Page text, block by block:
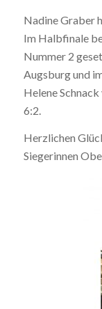
Nadine Graber
Im Halbfinale
Nummer 2
Augsburg und
Helene
6:2.
Herzlichen
Siegerinnen